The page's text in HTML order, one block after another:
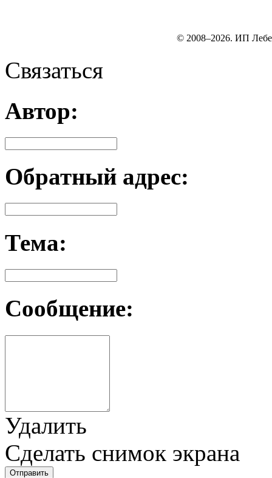
© 2008–2026. ИП
Связаться
Автор:
Обратный адрес:
Тема:
Сообщение:
Удалить
Сделать снимок экрана
Отправить